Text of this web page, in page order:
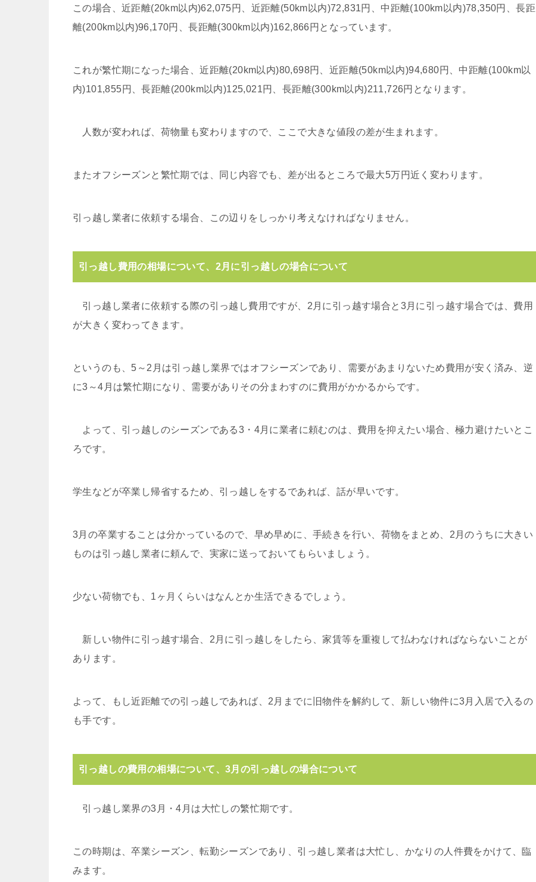
この場合、近距離(20km以内)62,075円、近距離(50km以内)72,831円、中距離(100km以内)78,350円、長距
離(200km以内)96,170円、長距離(300km以内)162,866円となっています。
これが繁忙期になった場合、近距離(20km以内)80,698円、近距離(50km以内)94,680円、中距離(100km以
内)101,855円、長距離(200km以内)125,021円、長距離(300km以内)211,726円となります。
人数が変われば、荷物量も変わりますので、ここで大きな値段の差が生まれます。
またオフシーズンと繁忙期では、同じ内容でも、差が出るところで最大5万円近く変わります。
引っ越し業者に依頼する場合、この辺りをしっかり考えなければなりません。
引っ越し費用の相場について、2月に引っ越しの場合について
引っ越し業者に依頼する際の引っ越し費用ですが、2月に引っ越す場合と3月に引っ越す場合では、費用
が大きく変わってきます。
というのも、5～2月は引っ越し業界ではオフシーズンであり、需要があまりないため費用が安く済み、逆
に3～4月は繁忙期になり、需要がありその分まわすのに費用がかかるからです。
よって、引っ越しのシーズンである3・4月に業者に頼むのは、費用を抑えたい場合、極力避けたいとこ
ろです。
学生などが卒業し帰省するため、引っ越しをするであれば、話が早いです。
3月の卒業することは分かっているので、早め早めに、手続きを行い、荷物をまとめ、2月のうちに大きい
ものは引っ越し業者に頼んで、実家に送っておいてもらいましょう。
少ない荷物でも、1ヶ月くらいはなんとか生活できるでしょう。
新しい物件に引っ越す場合、2月に引っ越しをしたら、家賃等を重複して払わなければならないことが
あります。
よって、もし近距離での引っ越しであれば、2月までに旧物件を解約して、新しい物件に3月入居で入るの
も手です。
引っ越しの費用の相場について、3月の引っ越しの場合について
引っ越し業界の3月・4月は大忙しの繁忙期です。
この時期は、卒業シーズン、転勤シーズンであり、引っ越し業者は大忙し、かなりの人件費をかけて、臨
みます。